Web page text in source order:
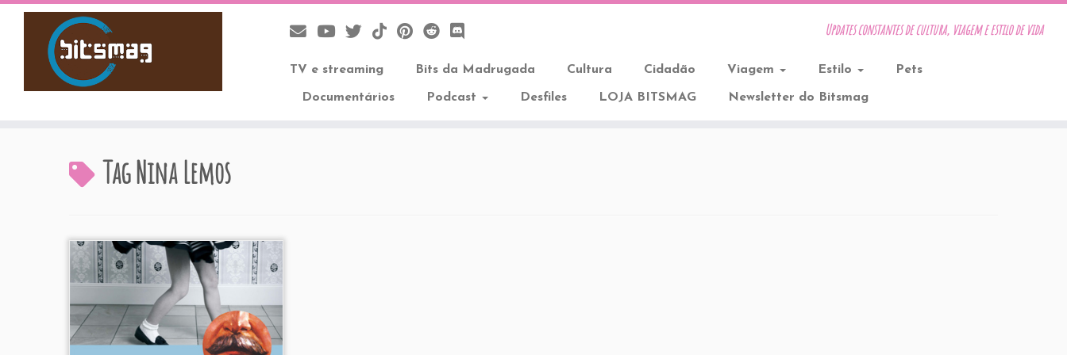
Updates constantes de cultura, viagem e estilo de vida
TV e streaming Bits da Madrugada Cultura Cidadão Viagem Estilo Pets
Documentários Podcast Desfiles LOJA BITSMAG Newsletter do Bitsmag
TagNina Lemos